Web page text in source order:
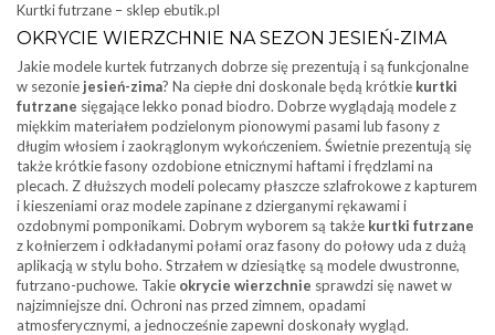
Kurtki futrzane – sklep ebutik.pl
OKRYCIE WIERZCHNIE NA SEZON JESIEŃ-ZIMA
Jakie modele kurtek futrzanych dobrze się prezentują i są funkcjonalne
w sezonie jesień-zima? Na ciepłe dni doskonale będą krótkie kurtki
futrzane sięgające lekko ponad biodro. Dobrze wyglądają modele z
miękkim materiałem podzielonym pionowymi pasami lub fasony z
długim włosiem i zaokrąglonym wykończeniem. Świetnie prezentują się
także krótkie fasony ozdobione etnicznymi haftami i frędzlami na
plecach. Z dłuższych modeli polecamy płaszcze szlafrokowe z kapturem
i kieszeniami oraz modele zapinane z dzierganymi rękawami i
ozdobnymi pomponikami. Dobrym wyborem są także kurtki futrzane
z kołnierzem i odkładanymi połami oraz fasony do połowy uda z dużą
aplikacją w stylu boho. Strzałem w dziesiątkę są modele dwustronne,
futrzano-puchowe. Takie okrycie wierzchnie sprawdzi się nawet w
najzimniejsze dni. Ochroni nas przed zimnem, opadami
atmosferycznymi, a jednocześnie zapewni doskonały wygląd.